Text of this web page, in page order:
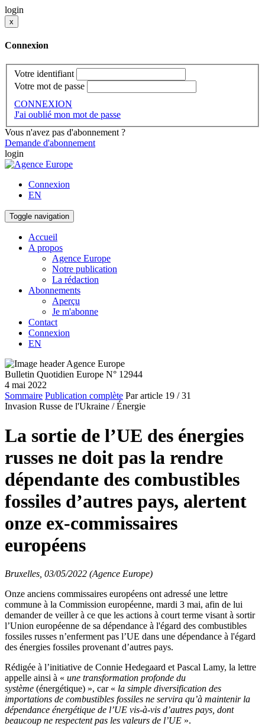
login
x
Connexion
Votre identifiant
Votre mot de passe
CONNEXION
J'ai oublié mon mot de passe
Vous n'avez pas d'abonnement ?
Demande d'abonnement
login
Connexion
EN
Toggle navigation
Accueil
A propos
Agence Europe
Notre publication
La rédaction
Abonnements
Aperçu
Je m'abonne
Contact
Connexion
EN
Bulletin Quotidien Europe N° 12944
4 mai 2022
Sommaire Publication complète Par article 19 / 31
Invasion Russe de l'Ukraine / Énergie
La sortie de l’UE des énergies
russes ne doit pas la rendre
dépendante des combustibles
fossiles d’autres pays, alertent
onze ex-commissaires
européens
Bruxelles, 03/05/2022 (Agence Europe)
Onze anciens commissaires européens ont adressé une lettre
commune à la Commission européenne, mardi 3 mai, afin de lui
demander de veiller à ce que les actions à court terme visant à sortir
l’Union européenne de sa dépendance à l'égard des combustibles
fossiles russes n’enferment pas l’UE dans une dépendance à l'égard
des énergies fossiles provenant d’autres pays.
Rédigée à l’initiative de Connie Hedegaard et Pascal Lamy, la lettre
appelle ainsi à « une transformation profonde du
système (énergétique) », car « la simple diversification des
importations de combustibles fossiles ne servira qu’à maintenir la
dépendance énergétique de l’UE vis-à-vis d’autres pays, dont
beaucoup ne respectent pas les valeurs de l’UE ».